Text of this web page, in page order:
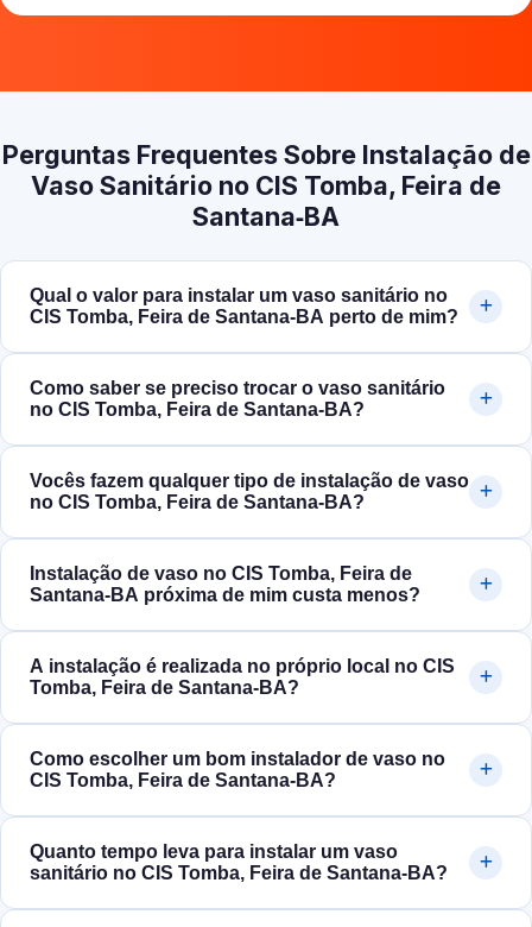
Perguntas Frequentes Sobre Instalação de
Vaso Sanitário no CIS Tomba, Feira de
Santana‑BA
Qual o valor para instalar um vaso sanitário no
CIS Tomba, Feira de Santana‑BA perto de mim?
Como saber se preciso trocar o vaso sanitário
no CIS Tomba, Feira de Santana‑BA?
Vocês fazem qualquer tipo de instalação de vaso
no CIS Tomba, Feira de Santana‑BA?
Instalação de vaso no CIS Tomba, Feira de
Santana‑BA próxima de mim custa menos?
A instalação é realizada no próprio local no CIS
Tomba, Feira de Santana‑BA?
Como escolher um bom instalador de vaso no
CIS Tomba, Feira de Santana‑BA?
Quanto tempo leva para instalar um vaso
sanitário no CIS Tomba, Feira de Santana‑BA?